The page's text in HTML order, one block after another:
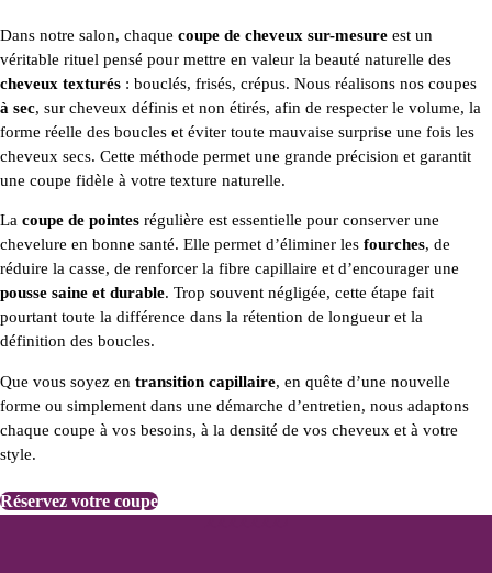
Dans notre salon, chaque coupe de cheveux sur-mesure est un
véritable rituel pensé pour mettre en valeur la beauté naturelle des
cheveux texturés : bouclés, frisés, crépus. Nous réalisons nos coupes
à sec, sur cheveux définis et non étirés, afin de respecter le volume, la
forme réelle des boucles et éviter toute mauvaise surprise une fois les
cheveux secs. Cette méthode permet une grande précision et garantit
une coupe fidèle à votre texture naturelle.
La coupe de pointes régulière est essentielle pour conserver une
chevelure en bonne santé. Elle permet d’éliminer les fourches, de
réduire la casse, de renforcer la fibre capillaire et d’encourager une
pousse saine et durable. Trop souvent négligée, cette étape fait
pourtant toute la différence dans la rétention de longueur et la
définition des boucles.
Que vous soyez en transition capillaire, en quête d’une nouvelle
forme ou simplement dans une démarche d’entretien, nous adaptons
chaque coupe à vos besoins, à la densité de vos cheveux et à votre
style.
Réservez votre coupe